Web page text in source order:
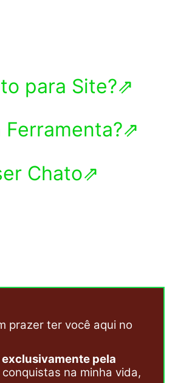
para Site?⇗
Ferramenta?⇗
Chato⇗
prazer ter você aqui no
pela
na minha vida,